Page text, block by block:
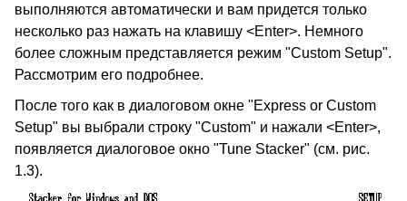
выполняются автоматически и вам придется только
несколько раз нажать на клавишу <Enter>. Немного
более сложным представляется режим "Custom Setup".
Рассмотрим его подробнее.
После того как в диалоговом окне "Express or Custom
Setup" вы выбрали строку "Custom" и нажали <Enter>,
появляется диалоговое окно "Tune Stacker" (см. рис.
1.3).